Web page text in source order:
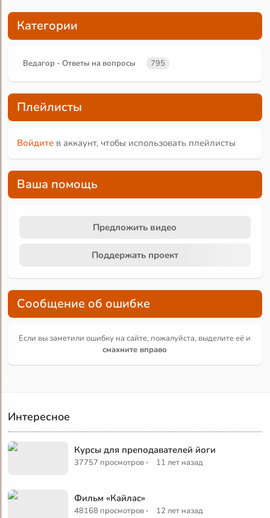
Категории
Ведагор - Ответы на вопросы 795
Плейлисты
Войдите в аккаунт, чтобы использовать плейлисты
Ваша помощь
Предложить видео
Поддержать проект
Сообщение об ошибке
Если вы заметили ошибку на сайте, пожалуйста, выделите её и
смахните вправо
Интересное
Курсы для преподавателей йоги
37757 просмотров · 11 лет назад
Фильм «Кайлас»
48168 просмотров · 12 лет назад